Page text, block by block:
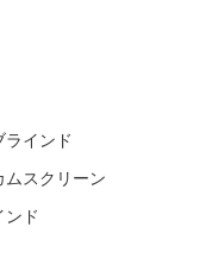
ラインド
ムスクリーン
ンド